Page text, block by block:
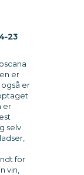
23
er
er
er
selv
for
vin,